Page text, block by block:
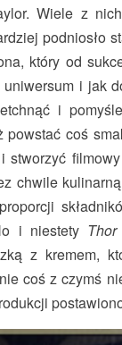
Wiele z
podniosło
który od
i jak
i
powstać coś
stworzyć
chwile
i niestety Thor
z kremem,
coś z czymś